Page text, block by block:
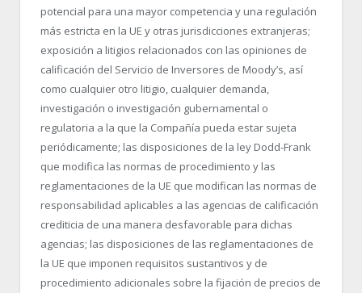
potencial para una mayor competencia y una regulación
más estricta en la UE y otras jurisdicciones extranjeras;
exposición a litigios relacionados con las opiniones de
calificación del Servicio de Inversores de Moody’s, así
como cualquier otro litigio, cualquier demanda,
investigación o investigación gubernamental o
regulatoria a la que la Compañía pueda estar sujeta
periódicamente; las disposiciones de la ley Dodd-Frank
que modifica las normas de procedimiento y las
reglamentaciones de la UE que modifican las normas de
responsabilidad aplicables a las agencias de calificación
crediticia de una manera desfavorable para dichas
agencias; las disposiciones de las reglamentaciones de
la UE que imponen requisitos sustantivos y de
procedimiento adicionales sobre la fijación de precios de